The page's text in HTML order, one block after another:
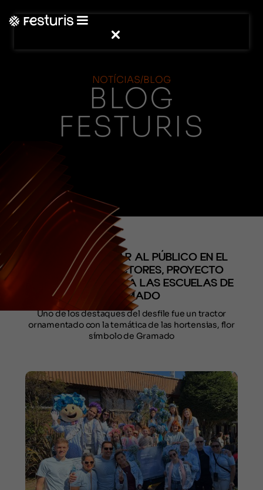
NOTÍCIAS/BLOG
BLOG
FESTURIS
(NOTICIAS)
TRAS EMOCIONAR AL PÚBLICO EN EL
DESFILE DE TRACTORES, PROYECTO
HORTÊNSIA LLEGA A LAS ESCUELAS DE
GRAMADO
Uno de los destaques del desfile fue un tractor
ornamentado con la temática de las hortensias, flor
símbolo de Gramado